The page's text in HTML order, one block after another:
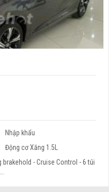
Nhập khẩu
Động cơ Xăng 1.5L
- Cruise Control - 6 túi